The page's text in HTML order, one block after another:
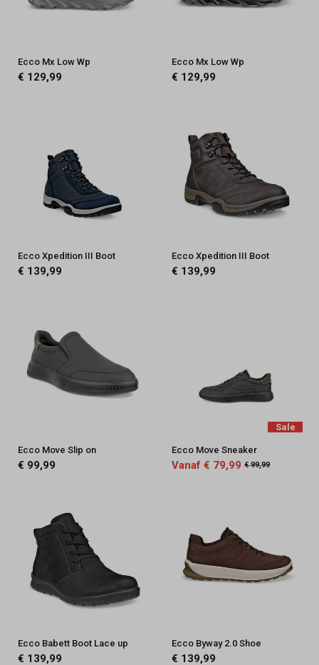
Ecco Mx Low Wp
€ 129,99
Ecco Mx Low Wp
€ 129,99
Ecco Xpedition III Boot
€ 139,99
Ecco Xpedition III Boot
€ 139,99
Ecco Move Slip on
€ 99,99
Sale
Ecco Move Sneaker
Vanaf € 79,99 € 99,99
Ecco Babett Boot Lace up
€ 139,99
Ecco Byway 2.0 Shoe
€ 139,99